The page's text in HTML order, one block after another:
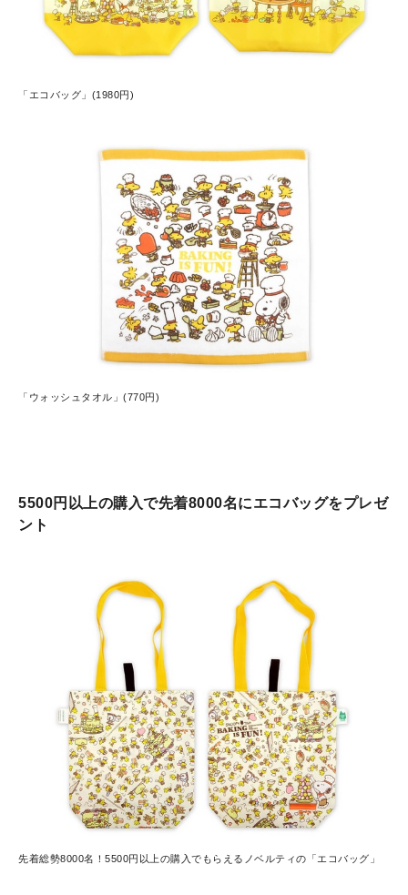
「エコバッグ」(1980円)
「ウォッシュタオル」(770円)
5500円以上の購入で先着8000名にエコバッグをプレゼ
ント
先着総勢8000名！5500円以上の購入でもらえるノベルティの「エコバッグ」